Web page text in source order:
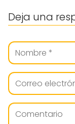
Deja una